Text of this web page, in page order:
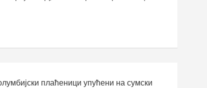
плаћеници упућени на сумски